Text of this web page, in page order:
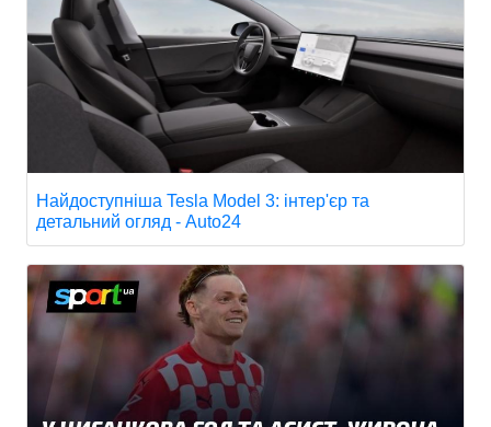
Найдоступніша Tesla Model 3: інтер'єр та
детальний огляд - Auto24